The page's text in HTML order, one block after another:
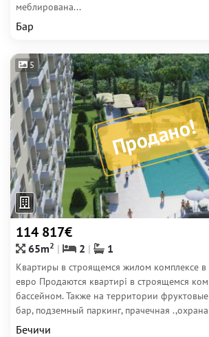
меблирована...
Бар
Продано!
5
114 817€
65m2 2 1
Квартиры в строящемся жилом комплексе
евро Продаются квартирі в строящемся
бассейном. Также на территории
бар, подземный паркинг, прачечная
Бечичи